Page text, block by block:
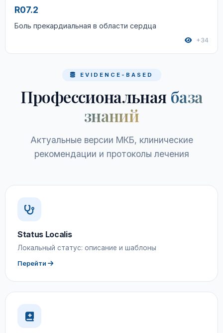
R07.2
Боль прекардиальная в области сердца
+34
EVIDENCE-BASED
Профессиональная база
знаний
Актуальные версии МКБ, клинические
рекомендации и протоколы лечения
Status Localis
Локальный статус: описание и шаблоны
Перейти